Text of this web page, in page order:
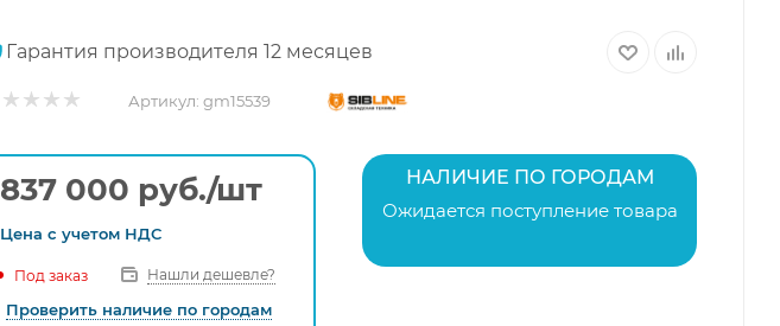
Гарантия производителя 12 месяцев
Артикул: gm15539
837 000 руб./шт
Цена с учетом НДС
Под заказ Нашли дешевле?
Проверить наличие по городам
НАЛИЧИЕ ПО ГОРОДАМ
Ожидается поступление товара